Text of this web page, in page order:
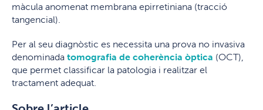
màcula anomenat membrana epirretiniana (tracció
tangencial).
Per al seu diagnòstic es necessita una prova no invasiva
denominada tomografia de coherència òptica (OCT),
que permet classificar la patologia i realitzar el
tractament adequat.